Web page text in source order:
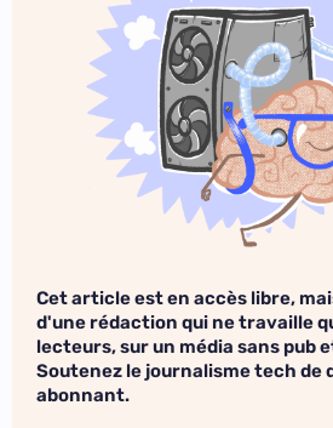
Cet article est en accès libre,
d'une rédaction qui ne travaille
lecteurs, sur un média sans pub
Soutenez le journalisme tech de
abonnant.